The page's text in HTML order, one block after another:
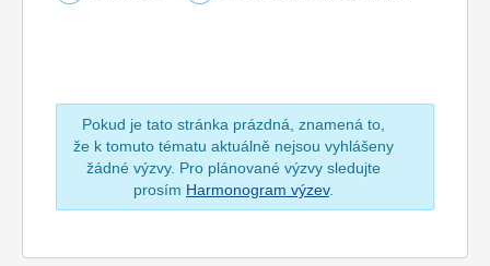
Pokud je tato stránka prázdná, znamená to,
že k tomuto tématu aktuálně nejsou vyhlášeny
žádné výzvy. Pro plánované výzvy sledujte
prosím Harmonogram výzev.